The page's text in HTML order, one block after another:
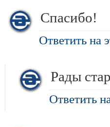
Спасибо!
Ответить на
Рады
Ответить